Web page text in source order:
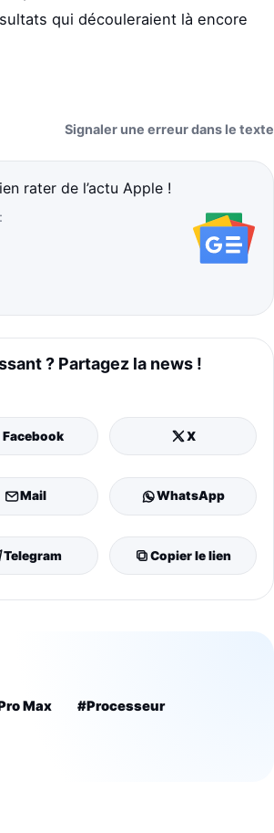
qui découleraient là encore
Signaler une erreur dans le texte
rater de l’actu Apple !
? Partagez la news !
Facebook X
Mail WhatsApp
Telegram Copier le lien
Max #Processeur